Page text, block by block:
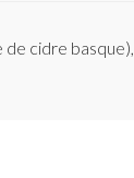
de cidre basque),